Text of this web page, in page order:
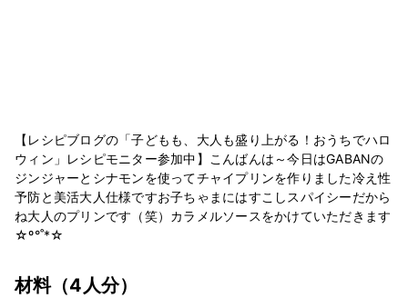
【レシピブログの「子どもも、大人も盛り上がる！おうちでハロ
ウィン」レシピモニター参加中】こんばんは～今日はGABANの
ジンジャーとシナモンを使ってチャイプリンを作りました冷え性
予防と美活大人仕様ですお子ちゃまにはすこしスパイシーだから
ね大人のプリンです（笑）カラメルソースをかけていただきます
☆º°˚*☆
材料（4人分）